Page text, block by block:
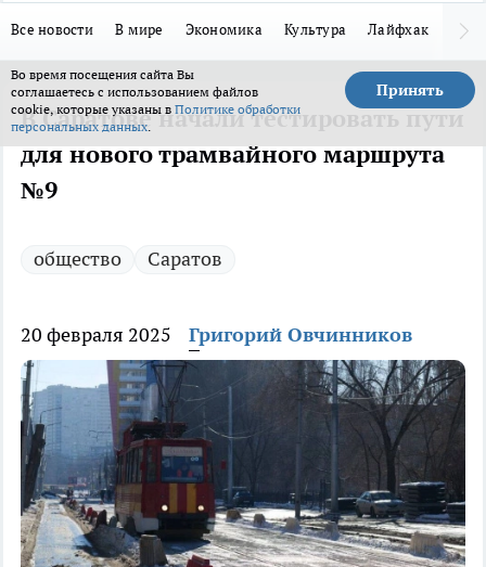
Все новости В мире Экономика Культура Лайфхак
Во время посещения сайта Вы
соглашаетесь с использованием файлов
cookie, которые указаны в Политике обработки
персональных данных.
Принять
В Саратове начали тестировать пути
для нового трамвайного маршрута
№9
общество Саратов
20 февраля 2025 Григорий Овчинников